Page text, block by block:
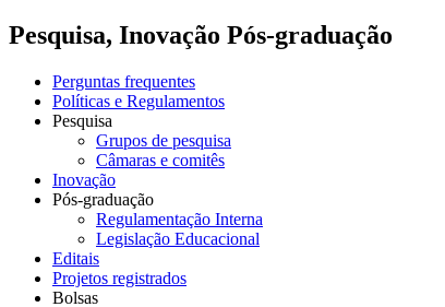
Pesquisa, Inovação Pós-graduação
Perguntas frequentes
Políticas e Regulamentos
Pesquisa
Grupos de pesquisa
Câmaras e comitês
Inovação
Pós-graduação
Regulamentação Interna
Legislação Educacional
Editais
Projetos registrados
Bolsas